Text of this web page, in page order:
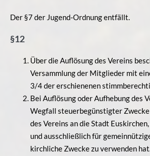
Der §7 der Jugend-Ordnung entfällt.
§12
Über die Auflösung des Vereins
Versammlung der Mitglieder mit
3/4 der erschienenen
Bei Auflösung oder Aufhebung des
Wegfall steuerbegünstigter
des Vereins an die Stadt
und ausschließlich für
kirchliche Zwecke zu verwenden